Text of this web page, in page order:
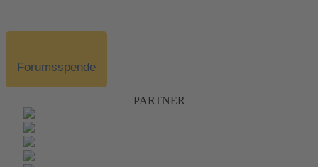
Forumsspende
PARTNER